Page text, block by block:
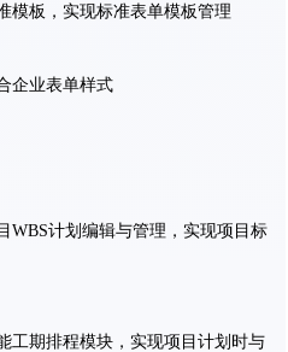
模板，实现标准表单模板管理
企业表单样式
WBS计划编辑与管理，实现项目标
工期排程模块，实现项目计划时与